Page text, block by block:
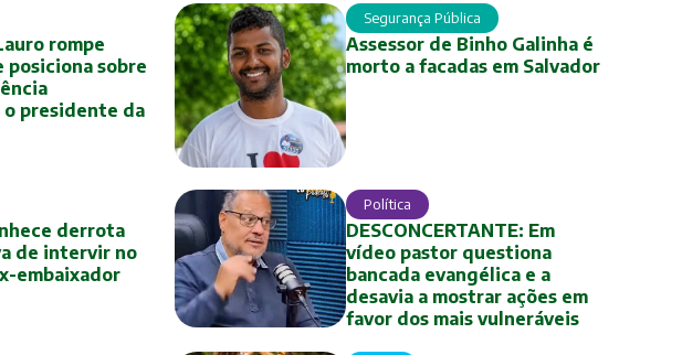
rompe
posiciona sobre
presidente da
Segurança Pública
Assessor de Binho Galinha é
morto a facadas em Salvador
derrota
de intervir no
embaixador
Política
DESCONCERTANTE: Em
vídeo pastor questiona
bancada evangélica e a
desavia a mostrar ações em
favor dos mais vulneráveis